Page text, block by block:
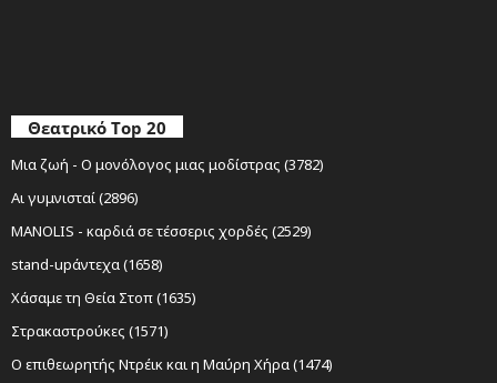
Θεατρικό Top 20
Μια ζωή - Ο μονόλογος μιας μοδίστρας (3782)
Αι γυμνισταί (2896)
MANOLIS - καρδιά σε τέσσερις χορδές (2529)
stand-upάντεχα (1658)
Χάσαμε τη Θεία Στοπ (1635)
Στρακαστρούκες (1571)
Ο επιθεωρητής Ντρέικ και η Μαύρη Χήρα (1474)